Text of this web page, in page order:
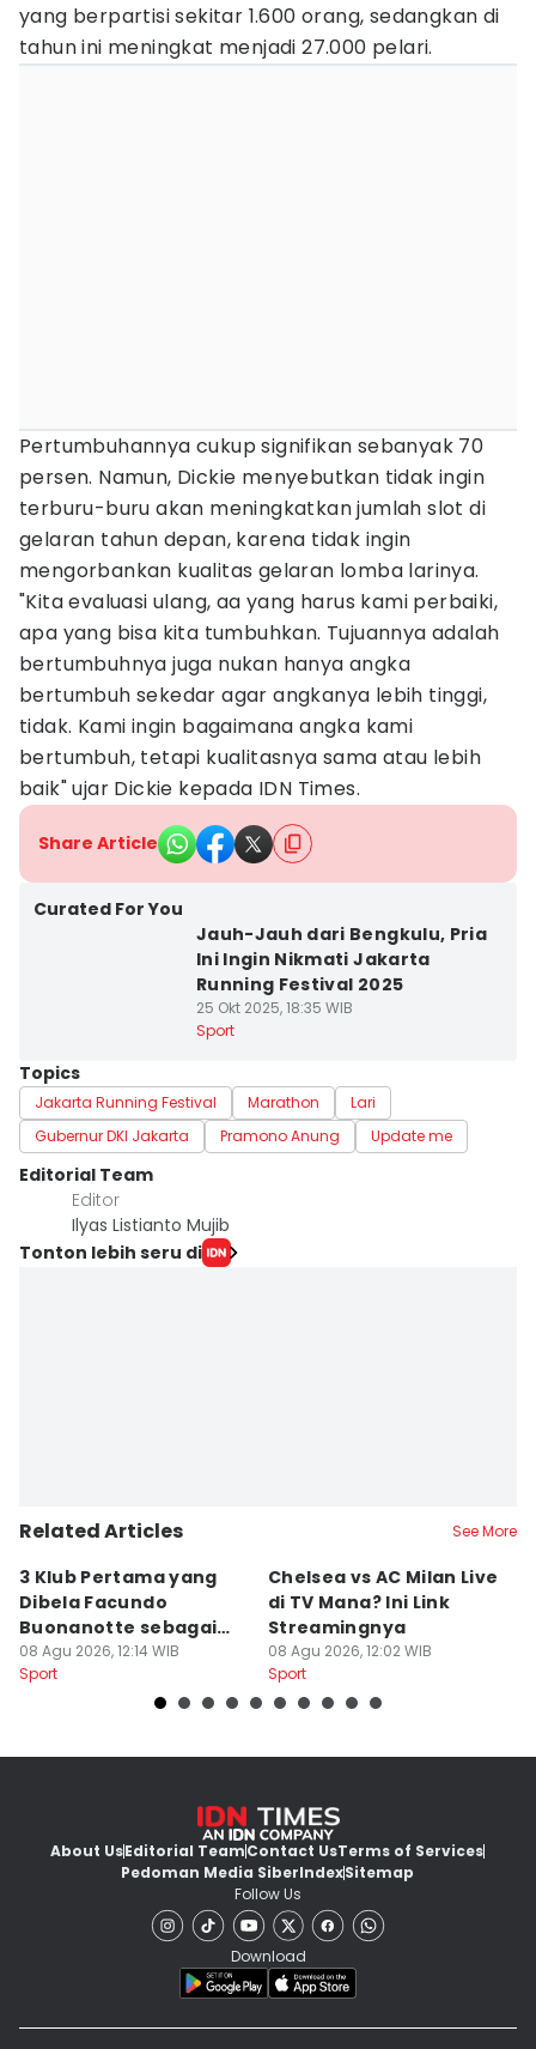
yang berpartisi sekitar 1.600 orang, sedangkan di
tahun ini meningkat menjadi 27.000 pelari.
Pertumbuhannya cukup signifikan sebanyak 70
persen. Namun, Dickie menyebutkan tidak ingin
terburu-buru akan meningkatkan jumlah slot di
gelaran tahun depan, karena tidak ingin
mengorbankan kualitas gelaran lomba larinya.
"Kita evaluasi ulang, aa yang harus kami perbaiki,
apa yang bisa kita tumbuhkan. Tujuannya adalah
bertumbuhnya juga nukan hanya angka
bertumbuh sekedar agar angkanya lebih tinggi,
tidak. Kami ingin bagaimana angka kami
bertumbuh, tetapi kualitasnya sama atau lebih
baik" ujar Dickie kepada IDN Times.
Share Article
Curated For You
Jauh-Jauh dari Bengkulu, Pria
Ini Ingin Nikmati Jakarta
Running Festival 2025
25 Okt 2025, 18:35 WIB
Sport
Topics
Jakarta Running Festival Marathon
Lari
Gubernur DKI Jakarta
Pramono Anung Update me
Editorial Team
Editor
Ilyas Listianto Mujib
Tonton lebih seru di
Related Articles See More
3 Klub Pertama yang
Dibela Facundo
Buonanotte sebagai
Pinjaman
08 Agu 2026, 12:14 WIB
Sport
Chelsea vs AC Milan Live
di TV Mana? Ini Link
Streamingnya
08 Agu 2026, 12:02 WIB
Sport
About UsEditorial TeamContact UsTerms of Services
Pedoman Media SiberIndexSitemap
Follow Us
Download